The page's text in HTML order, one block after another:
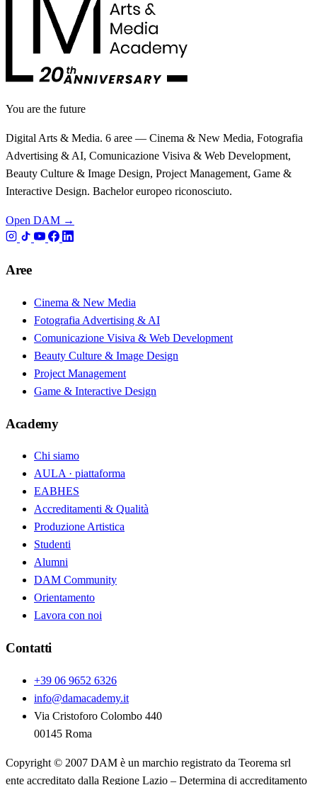
You are the future
Digital Arts & Media. 6 aree — Cinema & New Media, Fotografia
Advertising & AI, Comunicazione Visiva & Web Development,
Beauty Culture & Image Design, Project Management, Game &
Interactive Design. Bachelor europeo riconosciuto.
Open DAM →
Aree
Cinema & New Media
Fotografia Advertising & AI
Comunicazione Visiva & Web Development
Beauty Culture & Image Design
Project Management
Game & Interactive Design
Academy
Chi siamo
AULA · piattaforma
EABHES
Accreditamenti & Qualità
Produzione Artistica
Studenti
Alumni
DAM Community
Orientamento
Lavora con noi
Contatti
+39 06 9652 6326
info@damacademy.it
Via Cristoforo Colombo 440
00145 Roma
Copyright © 2007 DAM è un marchio registrato da Teorema srl
ente accreditato dalla Regione Lazio – Determina di accreditamento